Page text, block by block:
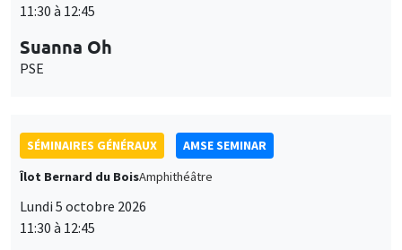
11:30 à 12:45
Suanna Oh
PSE
SÉMINAIRES GÉNÉRAUX
AMSE SEMINAR
Îlot Bernard du BoisAmphithéâtre
Lundi 5 octobre 2026
11:30 à 12:45